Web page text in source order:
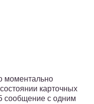
моментально
карточных
сообщение с одним